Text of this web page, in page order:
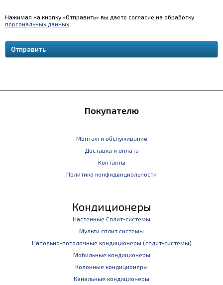
Нажимая на кнопку «Отправить» вы даете согласие на обработку
персональных данных
Покупателю
Монтаж и обслуживание
Доставка и оплата
Контакты
Политика конфиденциальности
Кондиционеры
Настенные Сплит-системы
Мульти сплит системы
Напольно-потолочные кондиционеры (сплит-системы)
Мобильные кондиционеры
Колонные кондиционеры
Канальные кондиционеры